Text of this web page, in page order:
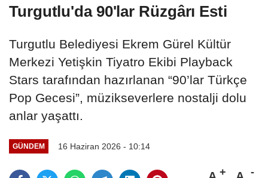
Turgutlu'da 90'lar Rüzgârı Esti
Turgutlu Belediyesi Ekrem Gürel Kültür
Merkezi Yetişkin Tiyatro Ekibi Playback
Stars tarafından hazırlanan “90’lar Türkçe
Pop Gecesi”, müzikseverlere nostalji dolu
anlar yaşattı.
GÜNDEM 16 Haziran 2026 - 10:14